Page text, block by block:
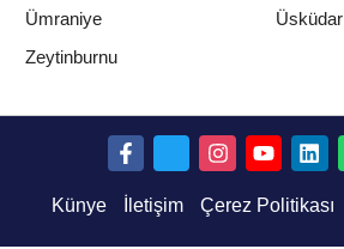
Ümraniye
Üsküdar
Zeytinburnu
Künye İletişim Çerez Politikası